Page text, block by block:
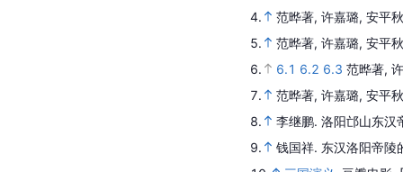
4.
范晔著, 许嘉璐, 安平
5.
范晔著, 许嘉璐, 安平
6.
6.1 6.2 6.3 范晔著,
7.
范晔著, 许嘉璐, 安平
8.
李继鹏. 洛阳邙山东汉
9.
钱国祥. 东汉洛阳帝陵